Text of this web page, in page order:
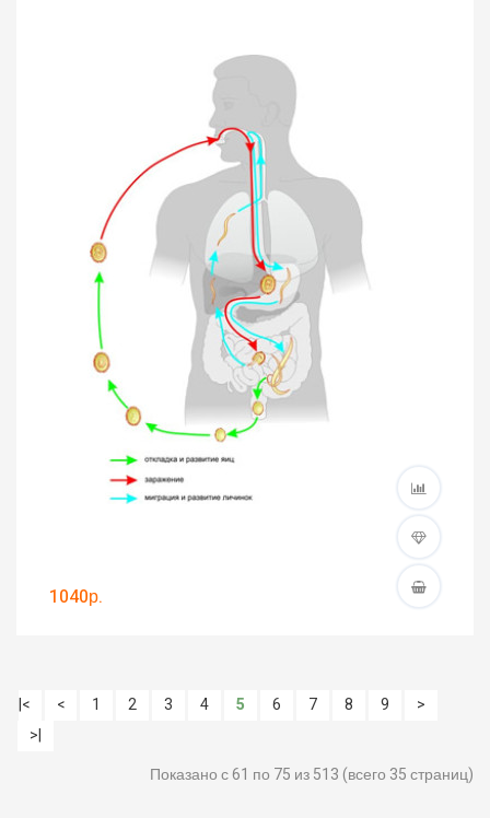
1040р.
|< < 1 2 3 4 5 6 7 8 9
>
>|
Показано с 61 по 75 из 513 (всего 35 страниц)